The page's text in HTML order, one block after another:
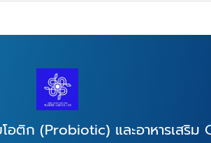
อติก (Probiotic) และอาหารเสริม